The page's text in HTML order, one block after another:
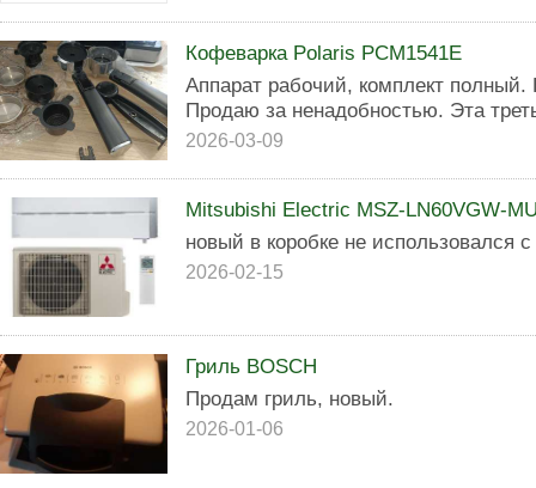
Кофеварка Polaris PCM1541E
Аппарат рабочий, комплект
Продаю за ненадобностью. Эта
2026-03-09
Mitsubishi Electric MSZ-LN60VGW-
новый в коробке не использовался
2026-02-15
Гриль BOSCH
Продам гриль, новый.
2026-01-06